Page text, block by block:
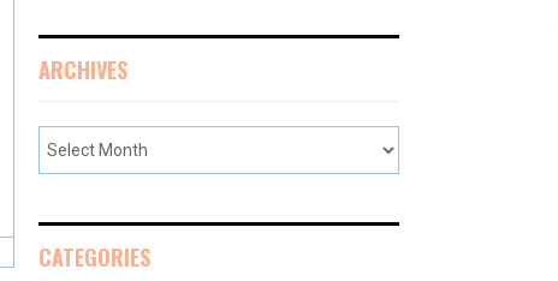
ARCHIVES
CATEGORIES